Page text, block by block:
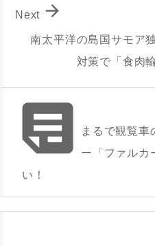
南太平洋の島国サモア
対策で「食肉

Next

まるで観覧車
ー「ファルカ
い！